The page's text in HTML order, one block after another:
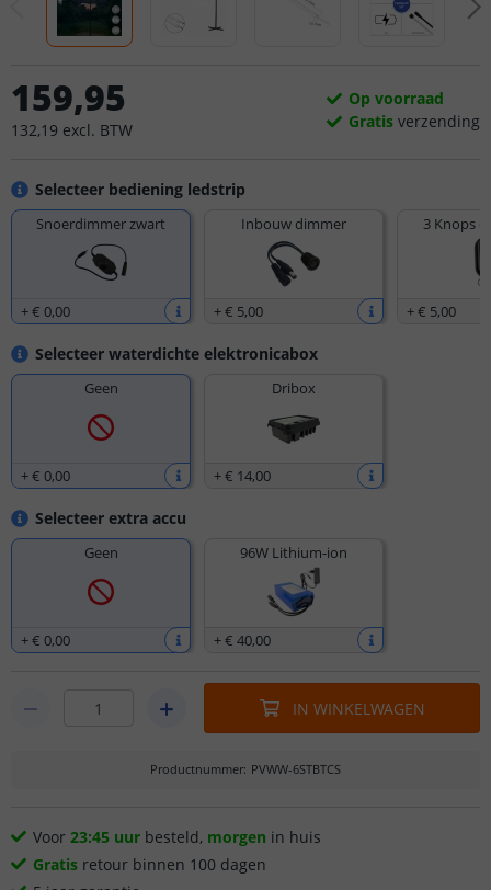
Selecteer bediening ledstrip
Snoerdimmer zwart
+€ 0,00
Inbouw dimmer
+€ 5,00
3 Knops
+€ 5,00
Selecteer waterdichte elektronicabox
Geen
+€ 0,00
Dribox
+€ 14,00
Selecteer extra accu
Geen
+€ 0,00
96W Lithium-ion
+€ 40,00
159,95
132,19 excl. BTW
Op voorraad
Gratis verzending
IN WINKELWAGEN
Productnummer: PVWW-6STBTCS
Voor 23:45 uur besteld, morgen in huis
Gratis retour binnen 100 dagen